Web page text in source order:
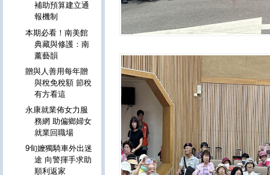
補助預算建立通
報機制
本期必看！南美館
典藏與修護：南
薰藝韻
贈與人善用每年贈
與稅免稅額 節稅
有方看這
永康就業佈女力服
務網 助偏鄉婦女
就業回職場
9旬嬤獨騎車外出迷
途 向警揮手求助
順利返家